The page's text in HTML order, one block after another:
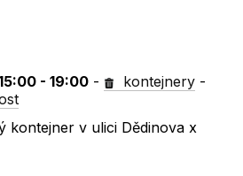
- 19:00 - kontejnery -
kontejner v ulici Dědinova x